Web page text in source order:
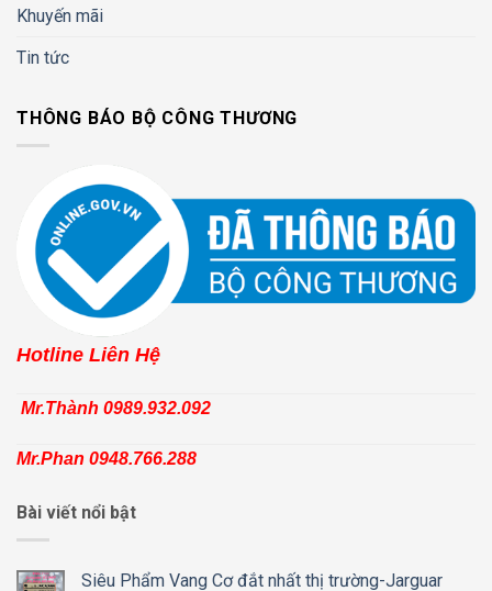
Khuyến mãi
Tin tức
THÔNG BÁO BỘ CÔNG THƯƠNG
Hotline Liên Hệ
Mr.Thành 0989.932.092
Mr.Phan 0948.766.288
Bài viết nổi bật
Siêu Phẩm Vang Cơ đắt nhất thị trường-Jarguar